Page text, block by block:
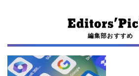
編集部おすすめ